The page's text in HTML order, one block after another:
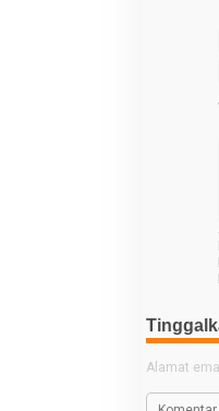
Alamat